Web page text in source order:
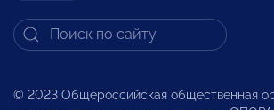
© 2023 Общероссийская общественная